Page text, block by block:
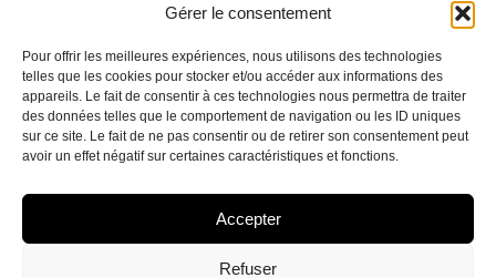
Gérer le consentement
Pour offrir les meilleures expériences, nous utilisons des technologies
telles que les cookies pour stocker et/ou accéder aux informations des
appareils. Le fait de consentir à ces technologies nous permettra de traiter
des données telles que le comportement de navigation ou les ID uniques
sur ce site. Le fait de ne pas consentir ou de retirer son consentement peut
avoir un effet négatif sur certaines caractéristiques et fonctions.
Accepter
Refuser